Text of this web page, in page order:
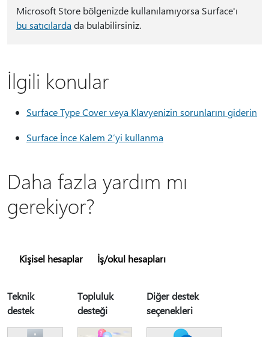
Microsoft Store bölgenizde kullanılamıyorsa Surface'ı
bu satıcılarda da bulabilirsiniz.
İlgili konular
Surface Type Cover veya Klavyenizin sorunlarını giderin
Surface İnce Kalem 2’yi kullanma
Daha fazla yardım mı
gerekiyor?
Kişisel hesaplar İş/okul hesapları
Teknik
destek
Topluluk
desteği
Diğer destek
seçenekleri